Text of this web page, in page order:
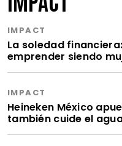
IMPACT
La soledad
emprender siendo
IMPACT
Heineken México
también cuide el